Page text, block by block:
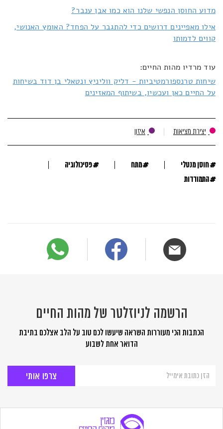
מדוע החוסן הנפשי שלנו הוא כמו אבן ענבר?
אילו מאפיינים דרושים כדי להתגבר על הפחד? האומץ האנושי,
קווים לדמותו
עוד מרדיו מהות החיים:
שיחות טרנספורמטיביות - דליק ווליניץ ונטאלי בן דוד בשיחות
על החיים כאן ועכשיו, בשיתוף המאזינים
יצירת מציאות איזון
#חוסן מנטלי #מתח #פסיכולוגיה
#התמודדות
הרשמה לניוזלטר של מהות החיים
הכתבות הכי מעוררות השראה שיעשו לכם טוב על הלב אצלכם בתיבת
הדואר אחת לשבוע
לניוזלטר
החיים